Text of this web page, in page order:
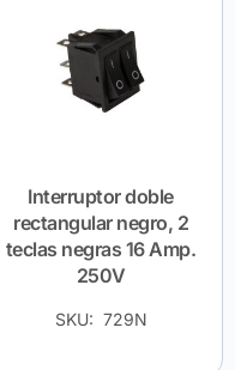
Interruptor doble
rectangular negro, 2
teclas negras 16 Amp.
250V
SKU: 729N